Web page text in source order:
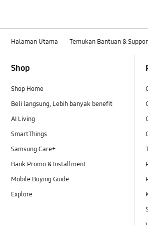
Halaman Utama Temukan Bantuan &
Shop
Shop Home
Beli langsung, Lebih banyak benefit
AI Living
SmartThings
Samsung Care+
Bank Promo & Installment
Mobile Buying Guide
Explore